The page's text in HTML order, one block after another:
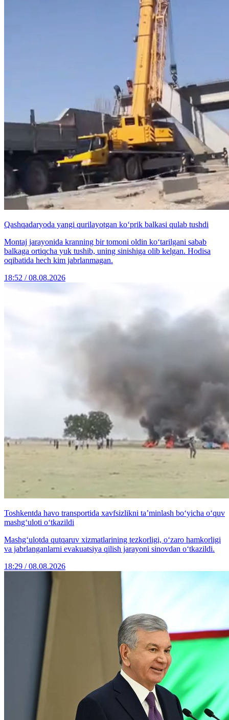
Qashqadaryoda yangi qurilayotgan ko‘prik balkasi qulab tushdi
Montaj jarayonida kranning bir tomoni oldin ko‘tarilgani sabab
balkaga ortiqcha yuk tushib, uning sinishiga olib kelgan. Hodisa
oqibatida hech kim jabrlanmagan.
18:52 / 08.08.2026
Toshkentda havo transportida xavfsizlikni ta’minlash bo‘yicha o‘quv
mashg‘uloti o‘tkazildi
Mashg‘ulotda qutqaruv xizmatlarining tezkorligi, o‘zaro hamkorligi
va jabrlanganlarni evakuatsiya qilish jarayoni sinovdan o‘tkazildi.
18:29 / 08.08.2026